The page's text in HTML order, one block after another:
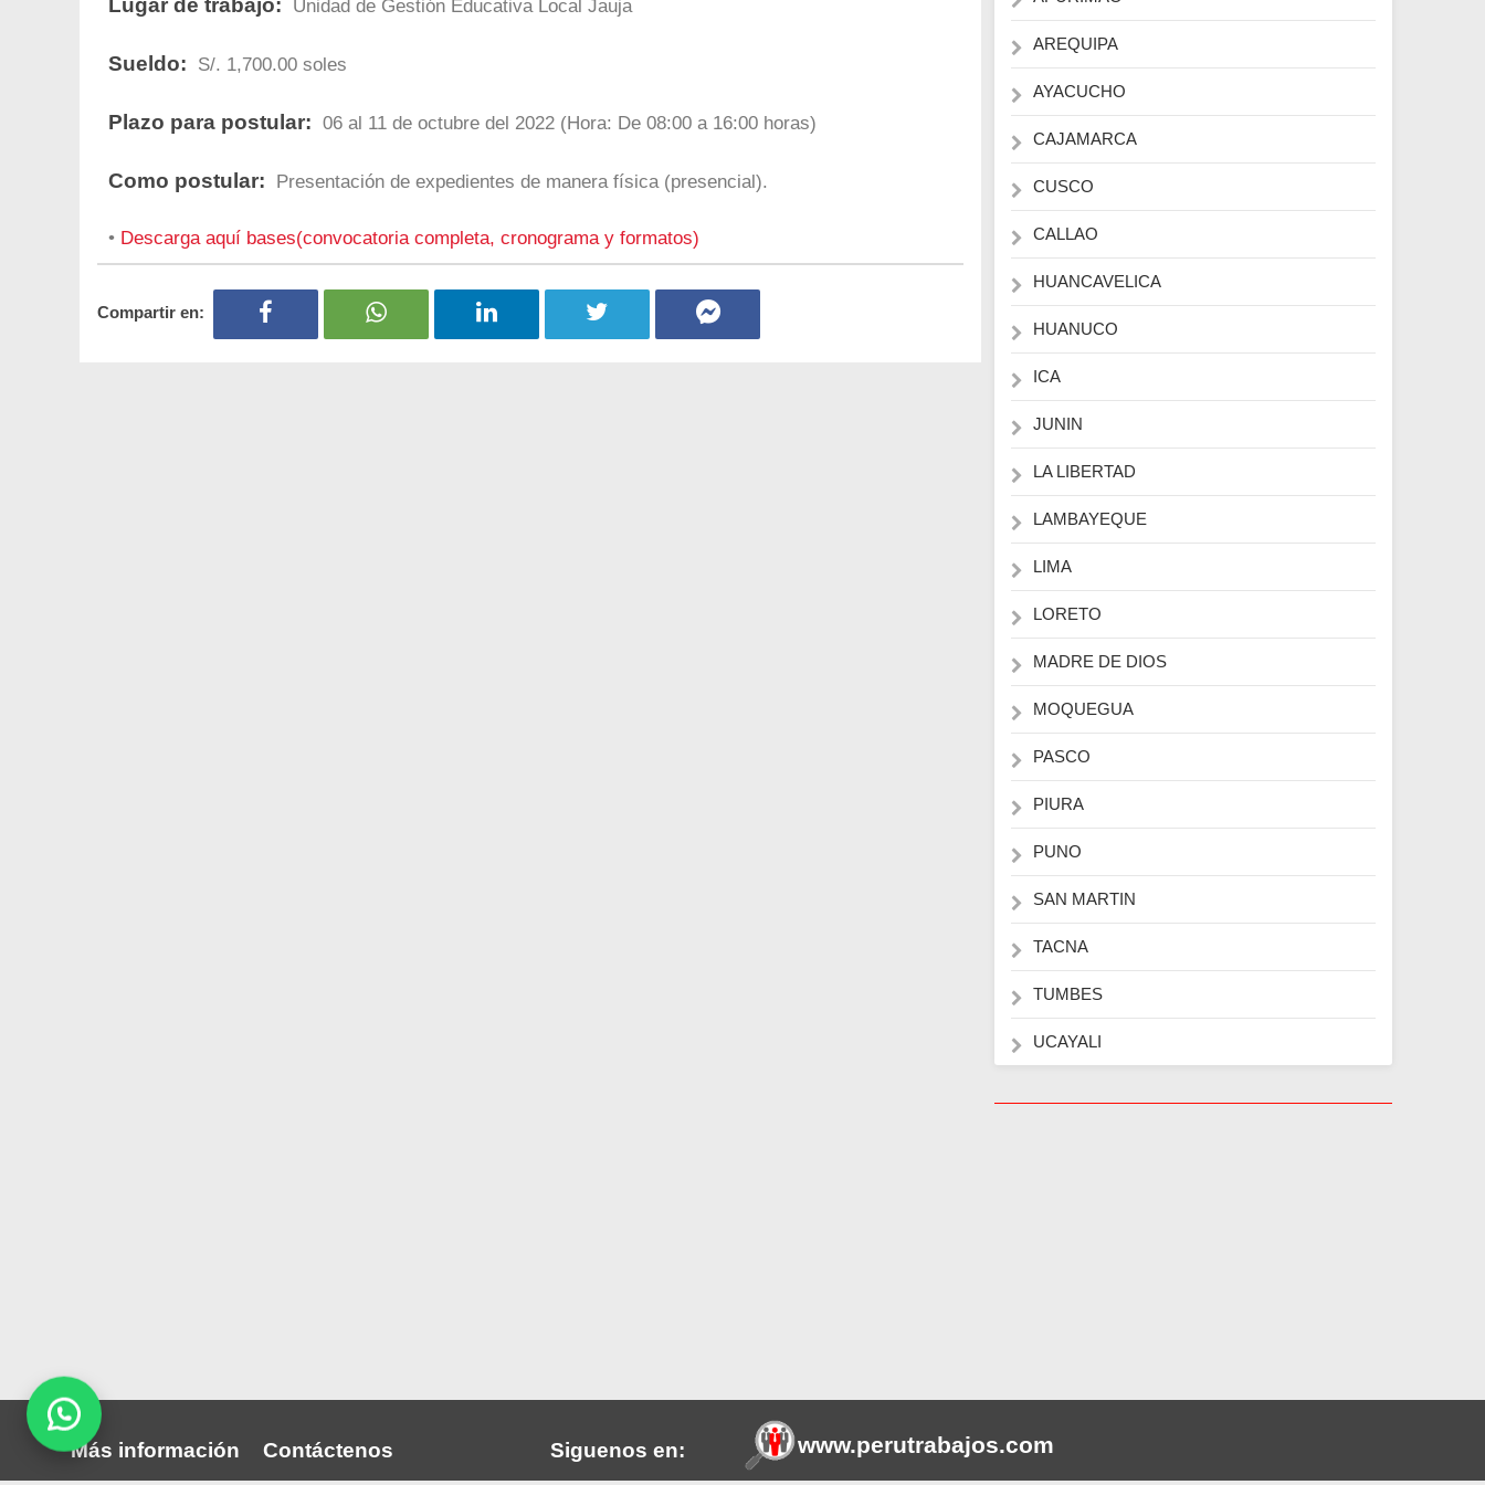
Lugar de trabajo: Unidad de Gestión Educativa Local Jauja
Sueldo: S/. 1,700.00 soles
Plazo para postular: 06 al 11 de octubre del 2022 (Hora: De 08:00 a 16:00 horas)
Como postular: Presentación de expedientes de manera física (presencial).
• Descarga aquí bases(convocatoria completa, cronograma y formatos)
Compartir en:
AREQUIPA
AYACUCHO
CAJAMARCA
CUSCO
CALLAO
HUANCAVELICA
HUANUCO
ICA
JUNIN
LA LIBERTAD
LAMBAYEQUE
LIMA
LORETO
MADRE DE DIOS
MOQUEGUA
PASCO
PIURA
PUNO
SAN MARTIN
TACNA
TUMBES
UCAYALI
Más información Contáctenos Siguenos en: www.perutrabajos.com